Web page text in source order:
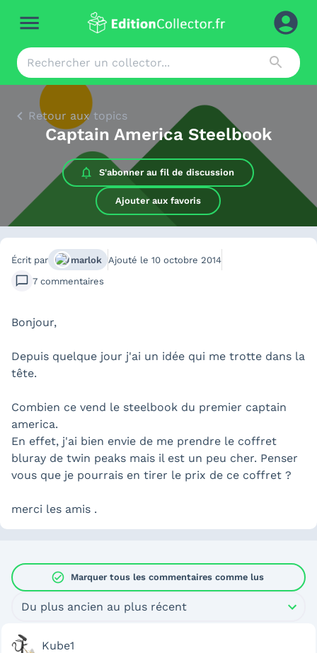
Retour aux topics
Captain America Steelbook
S'abonner au fil de discussion
Ajouter aux favoris
Écrit par marlok Ajouté le 10 octobre 2014
7 commentaires
Bonjour,
Depuis quelque jour j'ai un idée qui me trotte dans la
tête.
Combien ce vend le steelbook du premier captain
america.
En effet, j'ai bien envie de me prendre le coffret
bluray de twin peaks mais il est un peu cher. Penser
vous que je pourrais en tirer le prix de ce coffret ?
merci les amis .
check_circle Marquer tous les commentaires comme lus
Du plus ancien au plus récent
Kube1